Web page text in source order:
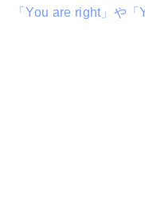
「You are right」や